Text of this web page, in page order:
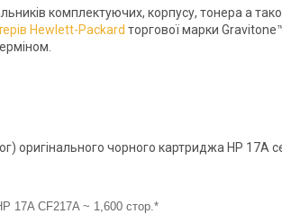
комплектуючих, корпусу, тонера а
Hewlett-Packard торгової марки
оригінального чорного картриджа HP 17A
17A CF217A ~ 1,600 стор.*